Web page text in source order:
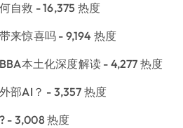
自救 - 16,375 热度
来惊喜吗 - 9,194 热度
本土化深度解读 - 4,277 热度
部AI？ - 3,357 热度
- 3,008 热度